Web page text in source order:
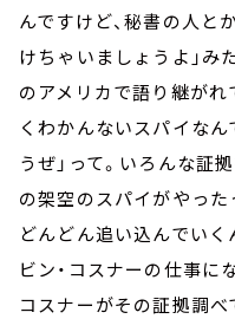
んですけど、秘書の人と
けちゃいましょうよ」み
のアメリカで語り継がれ
くわかんないスパイなん
うぜ」って。いろんな証
の架空のスパイがやった
どんどん追い込んでいく
ビン・コスナーの仕事に
コスナーがその証拠調べ